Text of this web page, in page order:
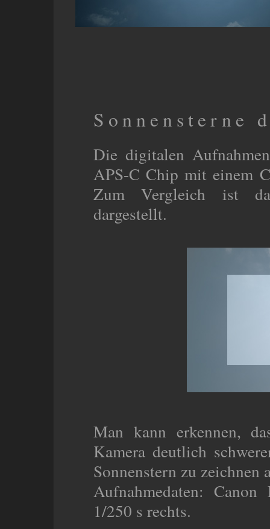
Sonnensterne
Die digitalen
APS-C Chip mit einem
Zum Vergleich ist
dargestellt.
Man kann erkennen,
Kamera deutlich
Sonnenstern zu
Aufnahmedaten:
1/250 s rechts.